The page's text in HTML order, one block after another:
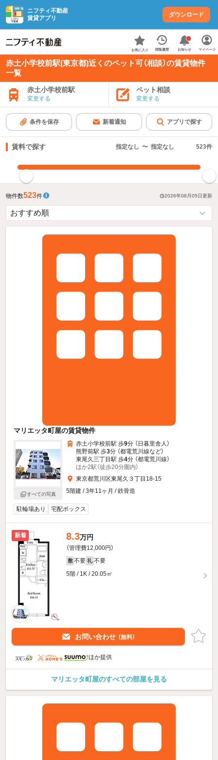
ニフティ不動産
賃貸アプリ
ダウンロード
お気に入り 閲覧履歴 お知らせ マイページ
赤土小学校前駅(東京都)近くのペット可（相談）の賃貸物件
一覧
赤土小学校前駅
変更する
ペット相談
変更する
条件を保存 新着通知 アプリで探す
賃料で探す 指定なし 〜 指定なし 523件
物件数523件 2026年08月05日更新
マリエッタ町屋の賃貸物件
すべての写真
赤土小学校前駅 歩9分 （日暮里舎人）
熊野前駅 歩3分 （都電荒川線など）
東尾久三丁目駅 歩4分 （都電荒川線）
ほか2駅（徒歩20分圏内）
東京都荒川区東尾久３丁目18-15
5階建 / 3年11ヶ月 / 鉄骨造
駐輪場あり 宅配ボックス
新着 8.3万円
（管理費12,000円）
敷 不要 礼 不要
5階 / 1K / 20.05㎡
お問い合わせ （無料）
ほか提供
マリエッタ町屋のすべての部屋を見る